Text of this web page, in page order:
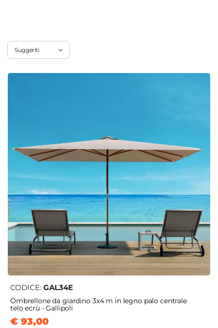
CODICE: GAL34E
Ombrellone da giardino 3x4 m in legno palo centrale
telo ecrù - Gallipoli
€ 93,00